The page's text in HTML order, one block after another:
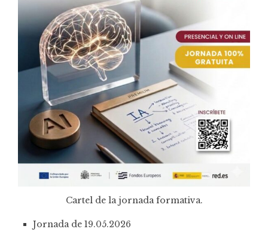
Cartel de la jornada formativa.
Jornada de 19.05.2026